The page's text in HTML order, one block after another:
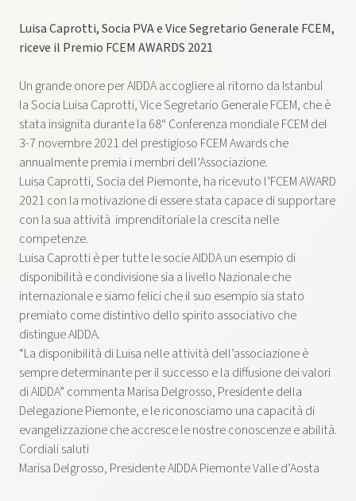
Luisa Caprotti, Socia PVA e Vice Segretario Generale FCEM,
riceve il Premio FCEM AWARDS 2021
Un grande onore per AIDDA accogliere al ritorno da Istanbul
la Socia Luisa Caprotti, Vice Segretario Generale FCEM, che è
stata insignita durante la 68° Conferenza mondiale FCEM del
3-7 novembre 2021 del prestigioso FCEM Awards che
annualmente premia i membri dell’Associazione.
Luisa Caprotti, Socia del Piemonte, ha ricevuto l’FCEM AWARD
2021 con la motivazione di essere stata capace di supportare
con la sua attività imprenditoriale la crescita nelle
competenze.
Luisa Caprotti è per tutte le socie AIDDA un esempio di
disponibilità e condivisione sia a livello Nazionale che
internazionale e siamo felici che il suo esempio sia stato
premiato come distintivo dello spirito associativo che
distingue AIDDA.
“La disponibilità di Luisa nelle attività dell’associazione è
sempre determinante per il successo e la diffusione dei valori
di AIDDA” commenta Marisa Delgrosso, Presidente della
Delegazione Piemonte, e le riconosciamo una capacità di
evangelizzazione che accresce le nostre conoscenze e abilità.
Cordiali saluti
Marisa Delgrosso, Presidente AIDDA Piemonte Valle d’Aosta